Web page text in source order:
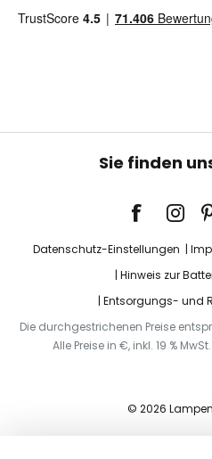
Sie finden
Datenschutz-Einstellungen
Hinweis zur
Entsorgungs- und
Die durchgestrichenen Preise
Alle Preise in €, inkl. 19 %
© 2026